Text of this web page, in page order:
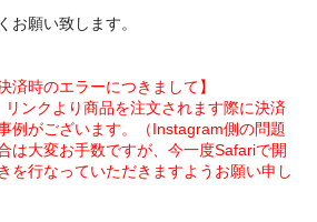
お願い致します。
済時のエラーにつきまして】
リンクより商品を注文されます際に決済
例がございます。（Instagram側の問題
は大変お手数ですが、今一度Safariで開
を行なっていただきますようお願い申し